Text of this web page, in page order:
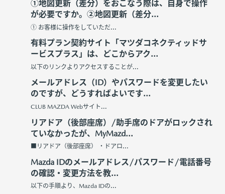
①地図更新（差分）をおこなう際は、自身で操作
が必要ですか。②地図更新（差分...
① お客様に操作をしていただ...
有料プラン契約サイト「マツダコネクティッドサ
ービスプラス」は、どこからアク...
以下のリンクよりアクセスすることが...
メールアドレス（ID）やパスワードを変更したい
のですが、どうすればよいです...
CLUB MAZDA Webサイト...
リアドア（後部座席）/助手席のドアがロックされ
ていなかったが、MyMazd...
■リアドア（後部座席） ・ドアロ...
Mazda IDのメールアドレス/パスワード/電話番号
の確認・変更方法を教...
以下の手順より、Mazda IDの...